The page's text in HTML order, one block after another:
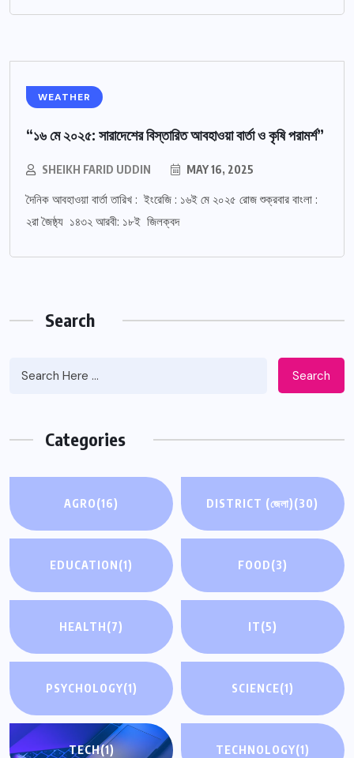
WEATHER
“১৬ মে ২০২৫: সারাদেশের বিস্তারিত আবহাওয়া বার্তা ও কৃষি পরামর্শ”
SHEIKH FARID UDDIN MAY 16, 2025
দৈনিক আবহাওয়া বার্তা তারিখ : ইংরেজি : ১৬ই মে ২০২৫ রোজ শুক্রবার বাংলা :
২রা জৈষ্ঠ্য ১৪৩২ আরবী: ১৮ই জিলক্বদ
Search
Search
Categories
AGRO(16) DISTRICT (জেলা)(30)
EDUCATION(1) FOOD(3)
HEALTH(7) IT(5)
PSYCHOLOGY(1) SCIENCE(1)
TECH(1) TECHNOLOGY(1)